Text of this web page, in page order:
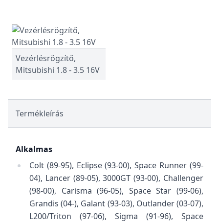
Vezérlésrögzítő,
Mitsubishi 1.8 - 3.5 16V
Termékleírás
Alkalmas
Colt (89-95), Eclipse (93-00), Space Runner (99-
04), Lancer (89-05), 3000GT (93-00), Challenger
(98-00), Carisma (96-05), Space Star (99-06),
Grandis (04-), Galant (93-03), Outlander (03-07),
L200/Triton (97-06), Sigma (91-96), Space